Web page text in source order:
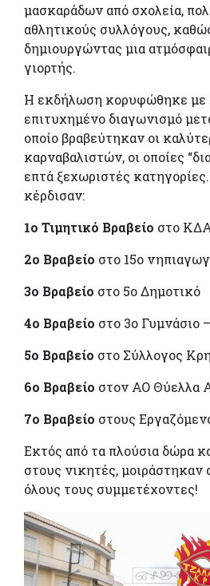
μασκαράδων από σχολεία,
αθλητικούς συλλόγους,
δημιουργώντας μια
γιορτής.
Η εκδήλωση κορυφώθηκε με
επιτυχημένο διαγωνισμό
οποίο βραβεύτηκαν οι
καρναβαλιστών, οι οποίες
επτά ξεχωριστές
κέρδισαν:
1ο Τιμητικό Βραβείο στο
2ο Βραβείο στο 15ο
3ο Βραβείο στο 5ο Δημοτικό
4ο Βραβείο στο 3ο Γυμνάσιο
5ο Βραβείο στο Σύλλογος
6ο Βραβείο στον ΑΟ Θύελλα
7ο Βραβείο στους
Εκτός από τα πλούσια δώρα
στους νικητές, μοιράστηκαν
όλους τους συμμετέχοντες!